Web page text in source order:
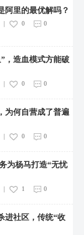
阿里的最优解吗？
0 0
，造血模式方能破
0 0
为何自营成了普遍
0 0
为杨马打造“无忧
1 0
进社区，传统“收